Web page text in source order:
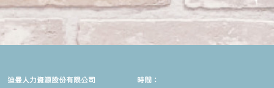
迪曼人力資源股份有限公司 時間：